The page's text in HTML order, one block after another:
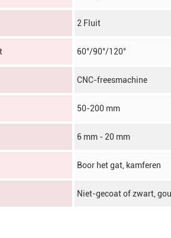
2 Fluit
60°/90°/120°
CNC-freesmachine
50-200 mm
6 mm - 20 mm
Boor het gat, kamferen
Niet-gecoat of zwart,